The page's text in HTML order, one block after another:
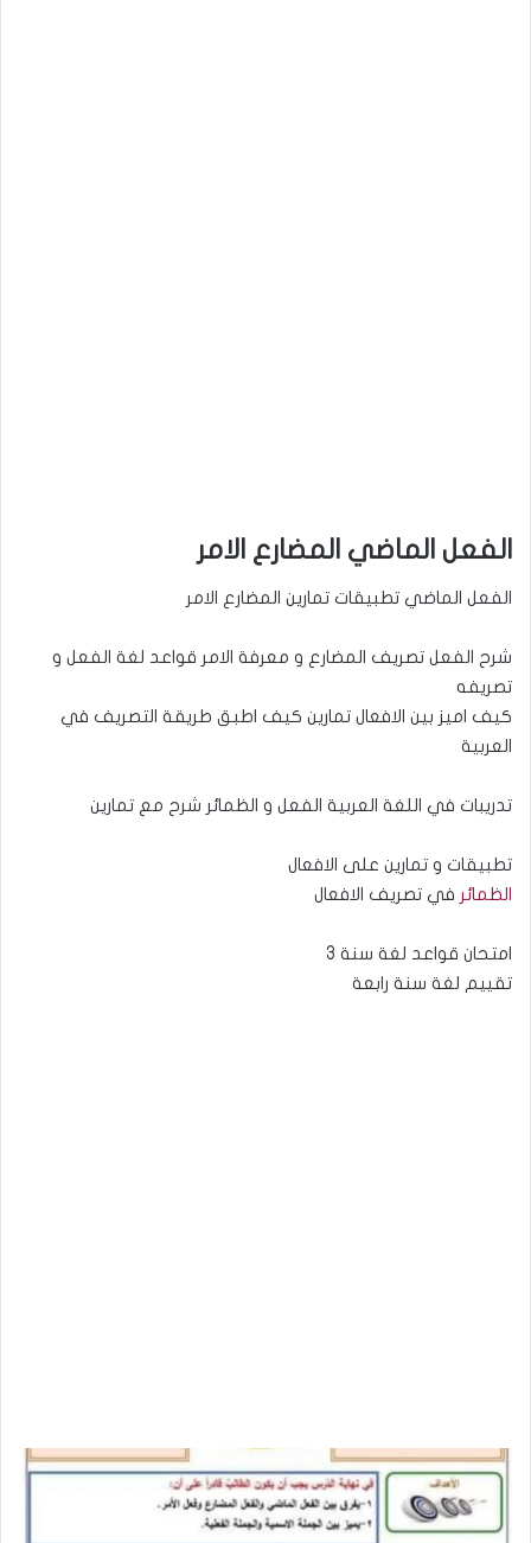
الفعل الماضي المضارع الامر
الفعل الماضي تطبيقات تمارين المضارع الامر
شرح الفعل تصريف المضارع و معرفة الامر قواعد لغة الفعل و
تصريفه
كيف اميز بين الافعال تمارين كيف اطبق طريقة التصريف في
العربية
تدريبات في اللغة العربية الفعل و الظمائر شرح مع تمارين
تطبيقات و تمارين على الافعال
الظمائر في تصريف الافعال
امتحان قواعد لغة سنة 3
تقييم لغة سنة رابعة